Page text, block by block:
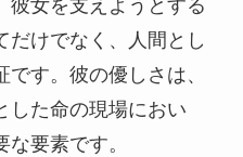
彼女を支えようとする
だけでなく、人間とし
す。彼の優しさは、
した命の現場におい
要素です。